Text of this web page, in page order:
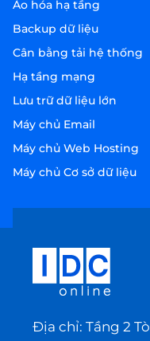
Ảo hóa hạ tầng
Backup dữ liệu
Cân bằng tải hệ thống
Hạ tầng mạng
Lưu trữ dữ liệu lớn
Máy chủ Email
Máy chủ Web Hosting
Máy chủ Cơ sở dữ liệu
Địa chỉ: Tầng 2